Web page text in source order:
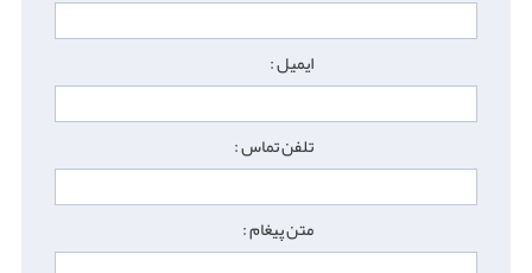
ایمیل :
تلفن تماس :
متن پیغام :